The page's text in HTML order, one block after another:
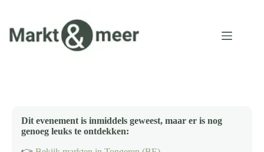
inhoud
Dit evenement is inmiddels geweest, maar er is nog
genoeg leuks te ontdekken: